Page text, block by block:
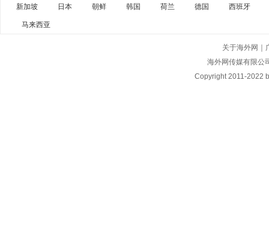
新加坡 日本 朝鲜 韩国 荷兰 德国 西班牙
马来西亚
关于海外网
海外网传媒有限公
Copyright2011-2022